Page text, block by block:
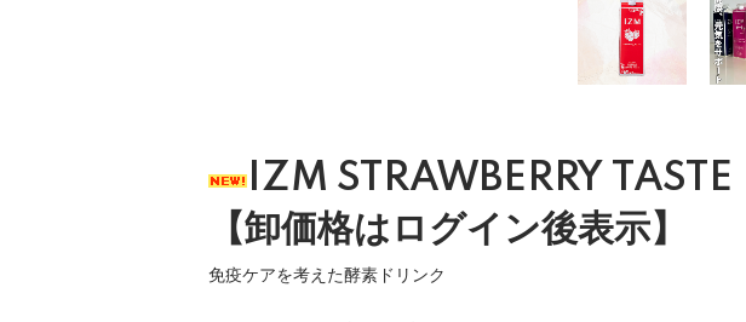
IZM STRAWBERRY TASTE
【卸価格はログイン後表示】
免疫ケアを考えた酵素ドリンク